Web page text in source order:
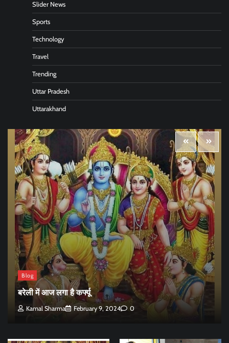
Slider News
Sports
Technology
Travel
Trending
Uttar Pradesh
Uttarakhand
Blog
बरेली में आज लगा है कर्फ्यू
Kamal Sharma February 9, 2024 0